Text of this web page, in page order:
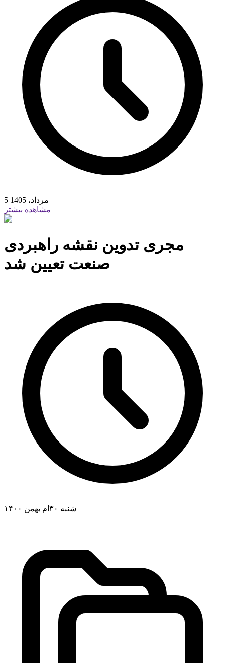
5 مرداد، 1405
مشاهده بیشتر
مجری تدوین نقشه راهبردی
صنعت تعیین شد
شنبه ۳۰ام بهمن ۱۴۰۰